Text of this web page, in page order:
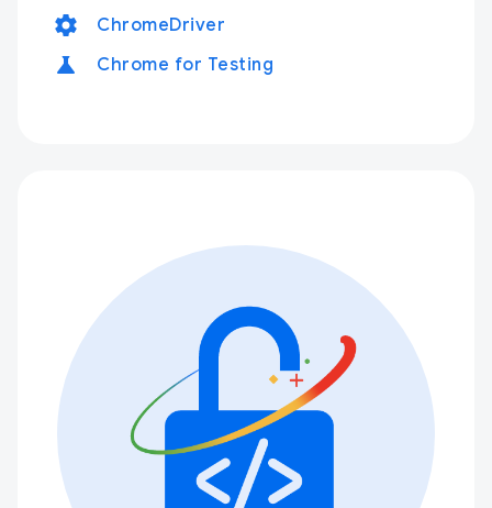
settings ChromeDriver
science Chrome for Testing